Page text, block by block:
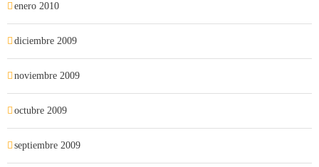
enero 2010
diciembre 2009
noviembre 2009
octubre 2009
septiembre 2009